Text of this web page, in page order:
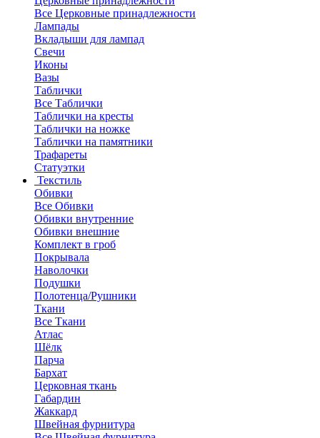
Все Церковные принадлежности
Лампады
Вкладыши для лампад
Свечи
Иконы
Вазы
Таблички
Все Таблички
Таблички на кресты
Таблички на ножке
Таблички на памятники
Трафареты
Статуэтки
Текстиль
Обивки
Все Обивки
Обивки внутренние
Обивки внешние
Комплект в гроб
Покрывала
Наволочки
Подушки
Полотенца/Рушники
Ткани
Все Ткани
Атлас
Шёлк
Парча
Бархат
Церковная ткань
Габардин
Жаккард
Швейная фурнитура